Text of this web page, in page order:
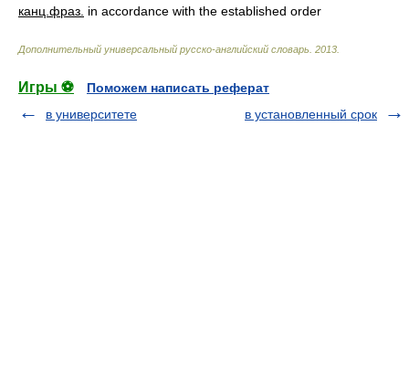
канц. фраз. in accordance with the established order
Дополнительный универсальный русско-английский словарь 2013
Игры ⚽
Поможем написать реферат
в университете
в установленный срок